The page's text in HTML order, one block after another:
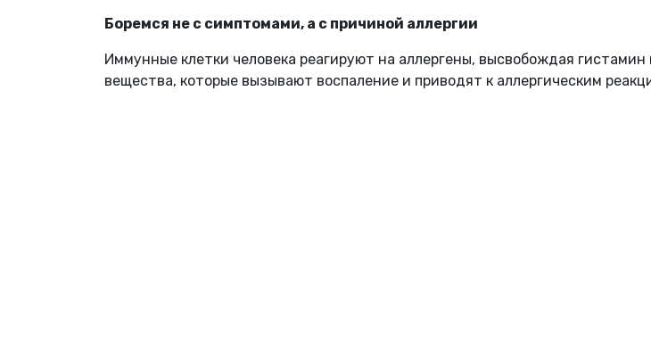
Боремся не с симптомами, а с причиной аллергии
Иммунные клетки человека реагируют на аллергены, высвобождая
вещества, которые вызывают воспаление и приводят к аллергическим